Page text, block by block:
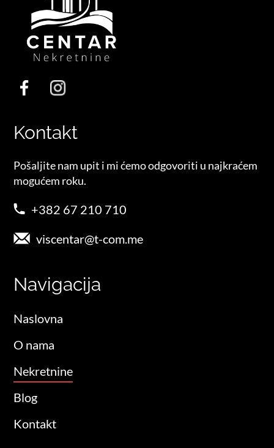
Kontakt
Pošaljite nam upit i mi ćemo odgovoriti u najkraćem
mogućem roku.
+382 67 210 710
viscentar@t-com.me
Navigacija
Naslovna
O nama
Nekretnine
Blog
Kontakt